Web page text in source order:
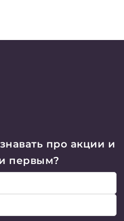
про акции и
первым?